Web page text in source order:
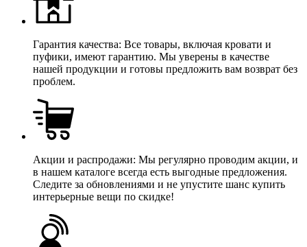
Гарантия качества: Все товары, включая кровати и
пуфики, имеют гарантию. Мы уверены в качестве
нашей продукции и готовы предложить вам возврат без
проблем.
Акции и распродажи: Мы регулярно проводим акции, и
в нашем каталоге всегда есть выгодные предложения.
Следите за обновлениями и не упустите шанс купить
интерьерные вещи по скидке!